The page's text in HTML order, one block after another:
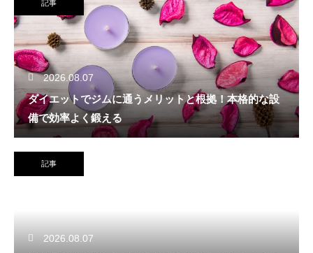
記事
2026.08.07
ダイエットでジムに通うメリットと根拠！本格的な設
備で効率よく鍛える
記事
2026.08.07